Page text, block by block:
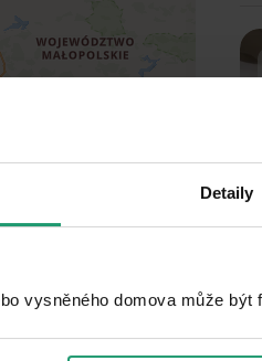
Detaily
vysněného domova může